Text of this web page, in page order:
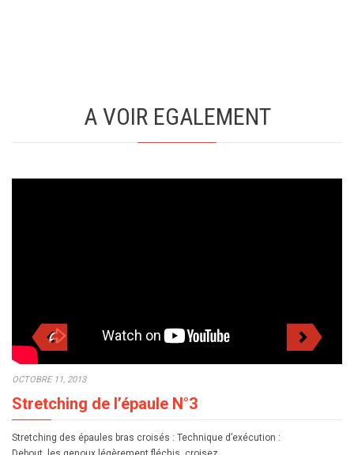
A VOIR EGALEMENT
OCTOBRE 11, 2013
Stretching de l’épaule N°3
Stretching des épaules bras croisés : Technique d’exécution :